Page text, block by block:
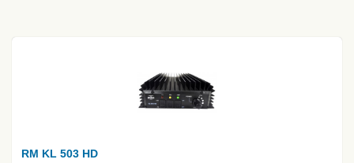
RM KL 503 HD